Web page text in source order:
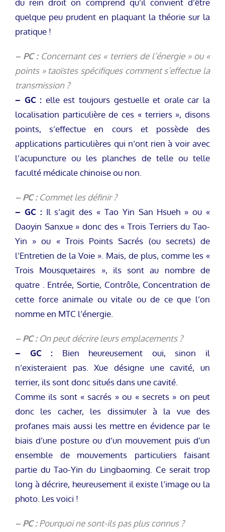
du rein droit on comprend qu’il convient d’être
quelque peu prudent en plaquant la théorie sur la
pratique !
– PC : Concernant ces « terriers de l’énergie » ou «
points » taoïstes spécifiques comment s’effectue la
transmission ?
– GC : elle est toujours gestuelle et orale car la
localisation particulière de ces « terriers », disons
points, s’effectue en cours et possède des
applications particulières qui n’ont rien à voir avec
l’acupuncture ou les planches de telle ou telle
faculté médicale chinoise ou non.
– PC : Commet les définir ?
– GC : Il s’agit des « Tao Yin San Hsueh » ou «
Daoyin Sanxue » donc des « Trois Terriers du Tao-
Yin » ou « Trois Points Sacrés (ou secrets) de
l’Entretien de la Voie ». Mais, de plus, comme les «
Trois Mousquetaires », ils sont au nombre de
quatre . Entrée, Sortie, Contrôle, Concentration de
cette force animale ou vitale ou de ce que l’on
nomme en MTC l’énergie.
– PC : On peut décrire leurs emplacements ?
– GC : Bien heureusement oui, sinon il
n’existeraient pas. Xue désigne une cavité, un
terrier, ils sont donc situés dans une cavité.
Comme ils sont « sacrés » ou « secrets » on peut
donc les cacher, les dissimuler à la vue des
profanes mais aussi les mettre en évidence par le
biais d’une posture ou d’un mouvement puis d’un
ensemble de mouvements particuliers faisant
partie du Tao-Yin du Lingbaoming. Ce serait trop
long à décrire, heureusement il existe l’image ou la
photo. Les voici !
– PC :Pourquoi ne sont-ils pas plus connus ?